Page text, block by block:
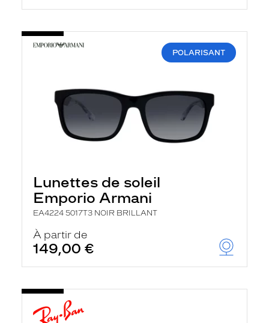
POLARISANT
Lunettes de soleil
Emporio Armani
EA4224 5017T3 NOIR BRILLANT
À partir de
149,00 €